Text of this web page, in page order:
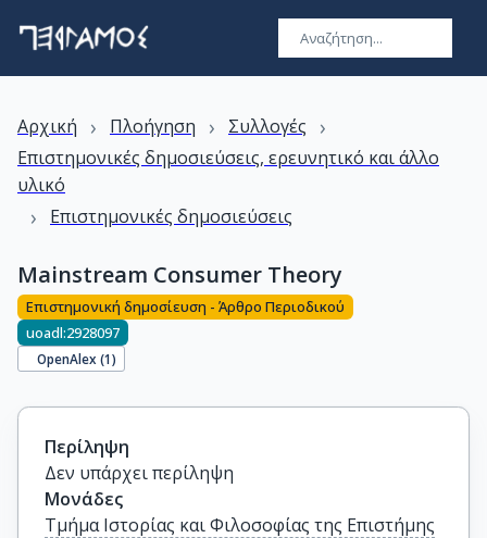
Αρχική › Πλοήγηση › Συλλογές ›
Επιστημονικές δημοσιεύσεις, ερευνητικό και άλλο
υλικό
› Επιστημονικές δημοσιεύσεις
Mainstream Consumer Theory
Επιστημονική δημοσίευση - Άρθρο Περιοδικού
uoadl:2928097
OpenAlex (1)
Περίληψη
Δεν υπάρχει περίληψη
Μονάδες
Τμήμα Ιστορίας και Φιλοσοφίας της Επιστήμης